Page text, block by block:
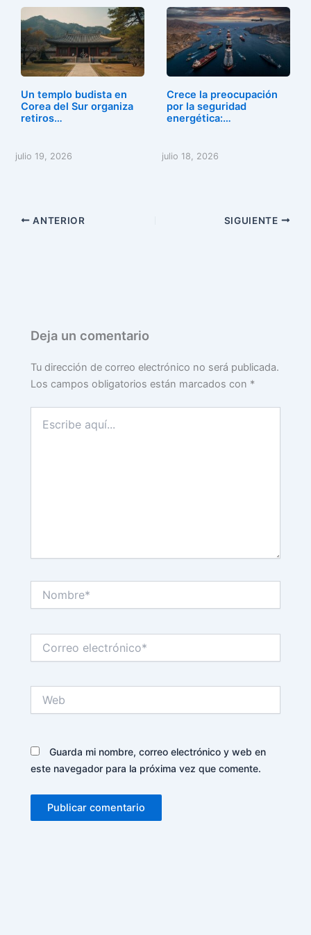
Un templo budista en
Corea del Sur organiza
retiros…
julio 19, 2026
Crece la preocupación
por la seguridad
energética:…
julio 18, 2026
ANTERIOR SIGUIENTE
Deja un comentario
Tu dirección de correo electrónico no será publicada.
Los campos obligatorios están marcados con *
aquí...
electrónico*
Guarda mi nombre, correo electrónico y web en
este navegador para la próxima vez que comente.